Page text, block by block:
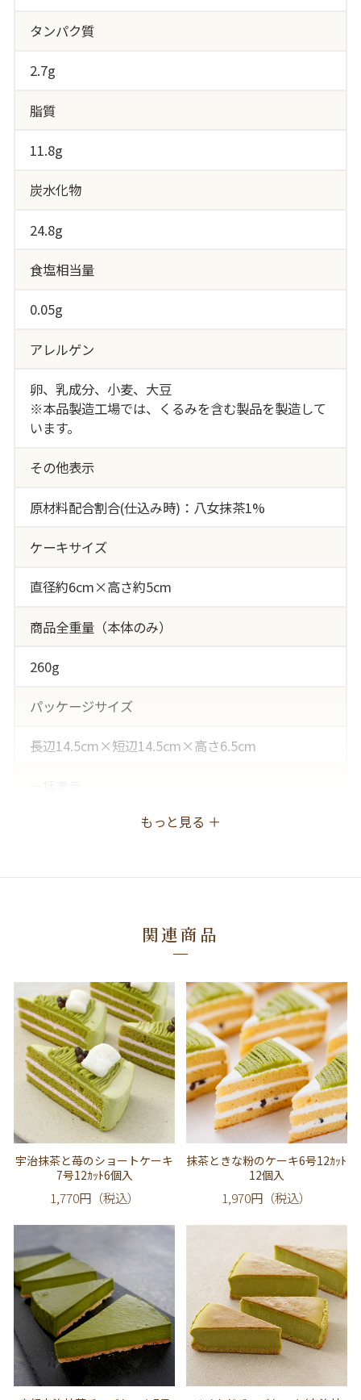
タンパク質
2.7g
脂質
11.8g
炭水化物
24.8g
食塩相当量
0.05g
アレルゲン
卵、乳成分、小麦、大豆
※本品製造工場では、くるみを含む製品を製造して
います。
その他表示
原材料配合割合(仕込み時)：八女抹茶1%
ケーキサイズ
直径約6cm×高さ約5cm
商品全重量（本体のみ）
260g
パッケージサイズ
長辺14.5cm×短辺14.5cm×高さ6.5cm
白あん（生あん、砂糖、酵素糖化水あめ、その他）
を主要原料とする食品／乳化剤、香料、ｐＨ調整
剤、増粘多糖類、アナトー色素、（一部に小麦・
卵・乳成分・大豆を含む）
もっと見る ＋
関連商品
宇治抹茶と苺のショートケーキ
7号12ｶｯﾄ6個入
1,770円（税込）
抹茶ときな粉のケーキ6号12ｶｯﾄ
12個入
1,970円（税込）